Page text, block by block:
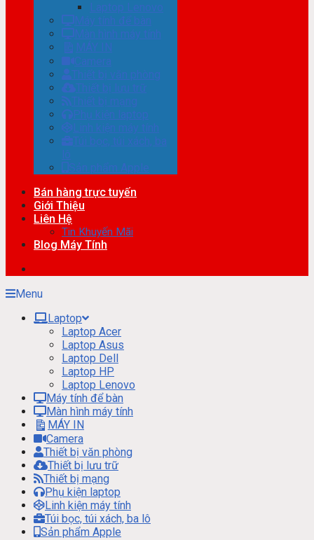
Bán hàng trực tuyến
Giới Thiệu
Liên Hệ
Tin Khuyến Mãi
Blog Máy Tính
Menu
Laptop
Laptop Acer
Laptop Asus
Laptop Dell
Laptop HP
Laptop Lenovo
Máy tính để bàn
Màn hình máy tính
MÁY IN
Camera
Thiết bị văn phòng
Thiết bị lưu trữ
Thiết bị mạng
Phụ kiện laptop
Linh kiện máy tính
Túi bọc, túi xách, ba lô
Sản phẩm Apple